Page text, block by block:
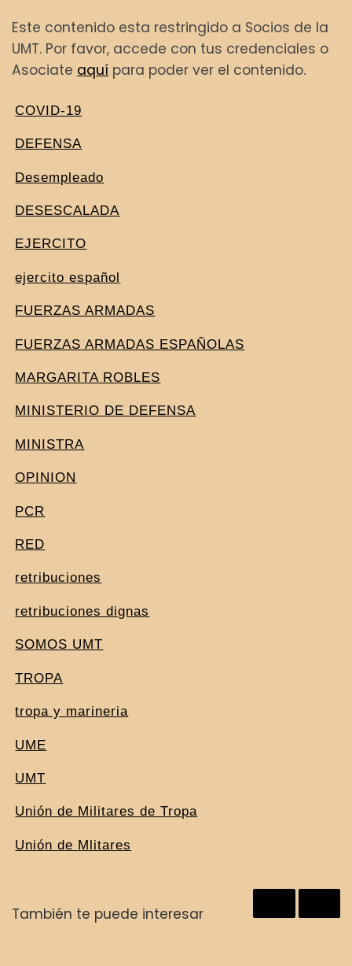
w
i
t
t
)
e
b
o
o
t
s
A
p
e
g
r
a
Este contenido esta restringido a Socios de la
UMT. Por favor, accede con tus credenciales o
Asociate aquí para poder ver el contenido.
COVID-19
DEFENSA
Desempleado
DESESCALADA
EJERCITO
ejercito español
FUERZAS ARMADAS
FUERZAS ARMADAS ESPAÑOLAS
MARGARITA ROBLES
MINISTERIO DE DEFENSA
MINISTRA
OPINION
PCR
RED
retribuciones
retribuciones dignas
SOMOS UMT
TROPA
tropa y marineria
UME
UMT
Unión de Militares de Tropa
Unión de Mlitares
También te puede interesar